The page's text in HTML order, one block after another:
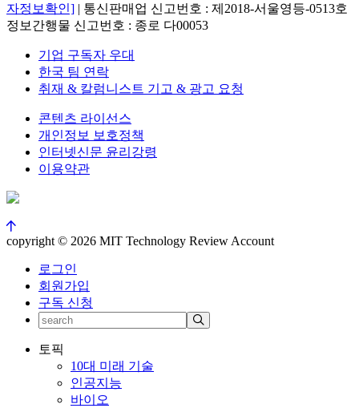
자정보확인] | 통신판매업 신고번호 : 제2018-서울영등-0513호
정보간행물 신고번호 : 종로 다00053
기업 구독자 우대
한국 팀 연락
취재 & 칼럼니스트 기고 & 광고 요청
콘텐츠 라이선스
개인정보 보호정책
인터넷신문 윤리강령
이용약관
copyright © 2026 MIT Technology Review Account
로그인
회원가입
구독 신청
토픽
10대 미래 기술
인공지능
바이오